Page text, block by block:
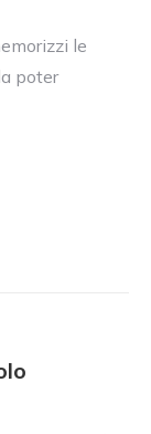
le
poter